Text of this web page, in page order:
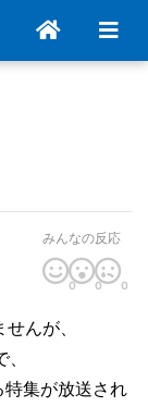
みんなの反応
0 0 0
んが、
特集が放送され